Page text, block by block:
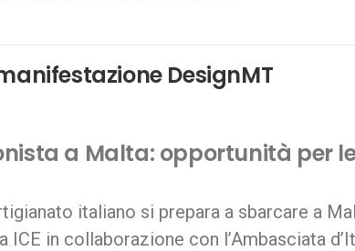
DesignMT
a Malta: opportunità per
italiano si prepara a sbarcare a
ICE in collaborazione con l’Ambasciata